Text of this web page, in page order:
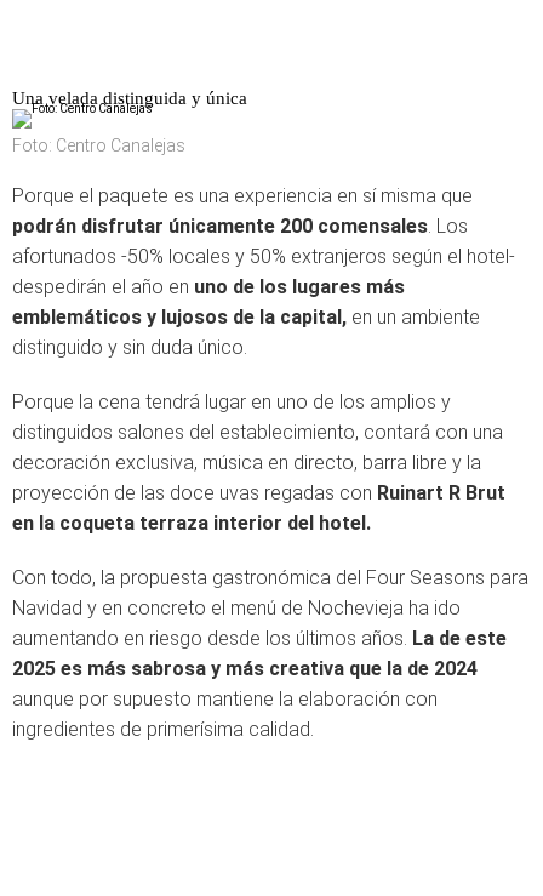
Una velada distinguida y única
Foto: Centro Canalejas
Porque el paquete es una experiencia en sí misma que
podrán disfrutar únicamente 200 comensales. Los
afortunados -50% locales y 50% extranjeros según el hotel-
despedirán el año en uno de los lugares más
emblemáticos y lujosos de la capital, en un ambiente
distinguido y sin duda único.
Porque la cena tendrá lugar en uno de los amplios y
distinguidos salones del establecimiento, contará con una
decoración exclusiva, música en directo, barra libre y la
proyección de las doce uvas regadas con Ruinart R Brut
en la coqueta terraza interior del hotel.
Con todo, la propuesta gastronómica del Four Seasons para
Navidad y en concreto el menú de Nochevieja ha ido
aumentando en riesgo desde los últimos años. La de este
2025 es más sabrosa y más creativa que la de 2024
aunque por supuesto mantiene la elaboración con
ingredientes de primerísima calidad.